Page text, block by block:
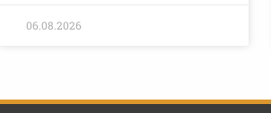
06.08.2026